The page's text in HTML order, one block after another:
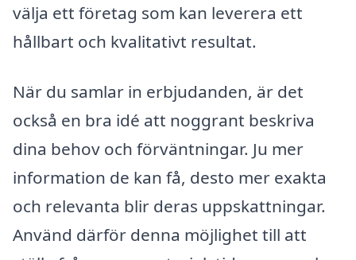
välja ett företag som kan leverera ett
hållbart och kvalitativt resultat.
När du samlar in erbjudanden, är det
också en bra idé att noggrant beskriva
dina behov och förväntningar. Ju mer
information de kan få, desto mer exakta
och relevanta blir deras uppskattningar.
Använd därför denna möjlighet till att